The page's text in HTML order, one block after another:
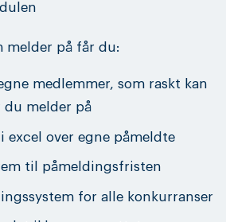
melder på får du:
medlemmer, som raskt kan
du melder på
excel over egne påmeldte
til påmeldingsfristen
for alle konkurranser